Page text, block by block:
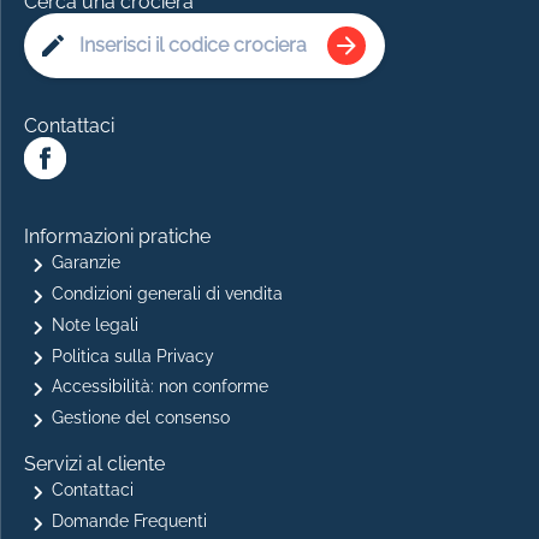
Contattaci
Informazioni pratiche
Garanzie
Condizioni generali di vendita
Note legali
Politica sulla Privacy
Accessibilità: non conforme
Gestione del consenso
Servizi al cliente
Contattaci
Domande Frequenti